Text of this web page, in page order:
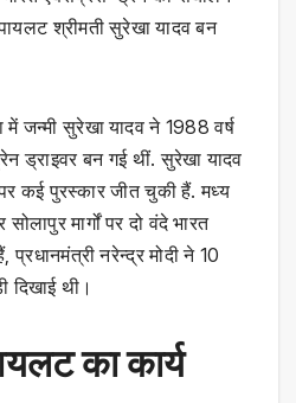
श्रीमती सुरेखा यादव बन
में जन्मी सुरेखा यादव ने 1988 वर्ष
ड्राइवर बन गई थीं. सुरेखा यादव
कई पुरस्कार जीत चुकी हैं. मध्य
मार्गों पर दो वंदे भारत
नरेन्द्र मोदी ने 10
दिखाई थी।
का कार्य